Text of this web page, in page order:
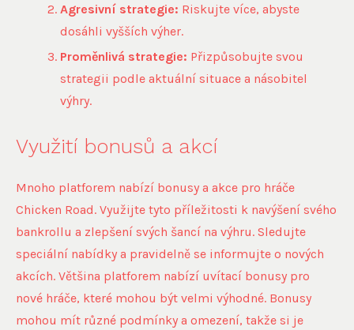
Agresivní strategie: Riskujte více, abyste
dosáhli vyšších výher.
Proměnlivá strategie: Přizpůsobujte svou
strategii podle aktuální situace a násobitel
výhry.
Využití bonusů a akcí
Mnoho platforem nabízí bonusy a akce pro hráče
Chicken Road. Využijte tyto příležitosti k navýšení svého
bankrollu a zlepšení svých šancí na výhru. Sledujte
speciální nabídky a pravidelně se informujte o nových
akcích. Většina platforem nabízí uvítací bonusy pro
nové hráče, které mohou být velmi výhodné. Bonusy
mohou mít různé podmínky a omezení, takže si je